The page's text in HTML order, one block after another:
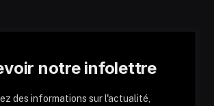
notre infolettre
des informations sur l'actualité,